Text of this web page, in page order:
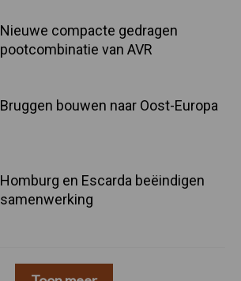
Nieuwe compacte gedragen
pootcombinatie van AVR
Bruggen bouwen naar Oost-Europa
Homburg en Escarda beëindigen
samenwerking